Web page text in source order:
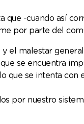
que -cuando así
por parte del
el malestar
se encuentra
que se intenta con
por nuestro